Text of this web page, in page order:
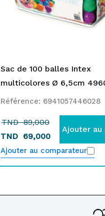
Sac de 100 balles Intex
multicolores Ø 6,5cm
Référence: 6941057446028
TND89,000
TND 69,000
Ajouter au
Ajouter au comparateur